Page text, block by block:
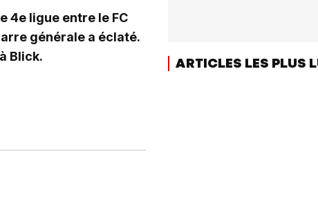
4e ligue entre le FC
générale a éclaté.
Blick.
ARTICLES LES PLUS